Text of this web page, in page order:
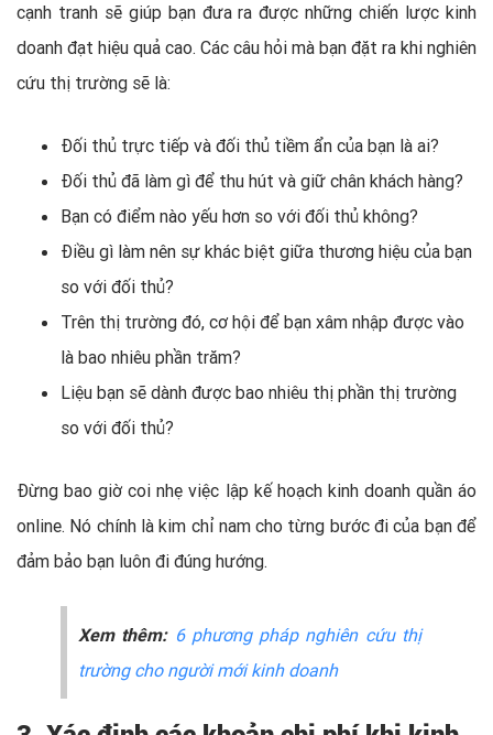
cạnh tranh sẽ giúp bạn đưa ra được những chiến lược kinh
doanh đạt hiệu quả cao. Các câu hỏi mà bạn đặt ra khi nghiên
cứu thị trường sẽ là:
Đối thủ trực tiếp và đối thủ tiềm ẩn của bạn là ai?
Đối thủ đã làm gì để thu hút và giữ chân khách hàng?
Bạn có điểm nào yếu hơn so với đối thủ không?
Điều gì làm nên sự khác biệt giữa thương hiệu của bạn
so với đối thủ?
Trên thị trường đó, cơ hội để bạn xâm nhập được vào
là bao nhiêu phần trăm?
Liệu bạn sẽ dành được bao nhiêu thị phần thị trường
so với đối thủ?
Đừng bao giờ coi nhẹ việc lập kế hoạch kinh doanh quần áo
online. Nó chính là kim chỉ nam cho từng bước đi của bạn để
đảm bảo bạn luôn đi đúng hướng.
Xem thêm: 6 phương pháp nghiên cứu thị
trường cho người mới kinh doanh